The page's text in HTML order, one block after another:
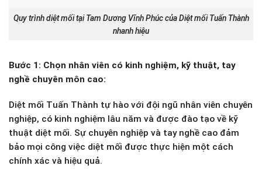
Quy trình diệt mối tại Tam Dương Vĩnh Phúc của Diệt mối Tuấn Thành
nhanh hiệu
Bước 1: Chọn nhân viên có kinh nghiệm, kỹ thuật, tay
nghề chuyên môn cao:
Diệt mối Tuấn Thành tự hào với đội ngũ nhân viên chuyên
nghiệp, có kinh nghiệm lâu năm và được đào tạo về kỹ
thuật diệt mối. Sự chuyên nghiệp và tay nghề cao đảm
bảo mọi công việc diệt mối được thực hiện một cách
chính xác và hiệu quả.